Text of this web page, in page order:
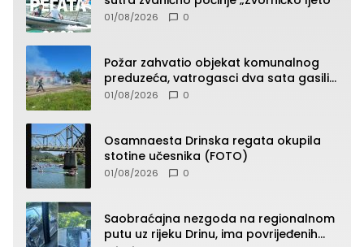
01/08/2026 0
Požar zahvatio objekat komunalnog
preduzeća, vatrogasci dva sata gasili
vatru (FOTO)
01/08/2026 0
Osamnaesta Drinska regata okupila
stotine učesnika (FOTO)
01/08/2026 0
Saobraćajna nezgoda na regionalnom
putu uz rijeku Drinu, ima povrijeđenih